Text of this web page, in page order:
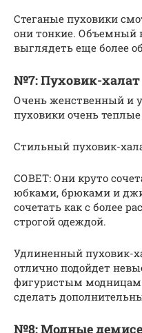
Стеганые пуховики
они тонкие. Объемный
выглядеть еще более
№7: Пуховик-халат
Очень женственный и
пуховики очень
Стильный пуховик-
СОВЕТ: Они круто
юбками, брюками и
сочетать как с более
строгой одеждой.
Удлиненный пуховик-
отлично подойдет
фигуристым модницам
сделать
№8: Модные